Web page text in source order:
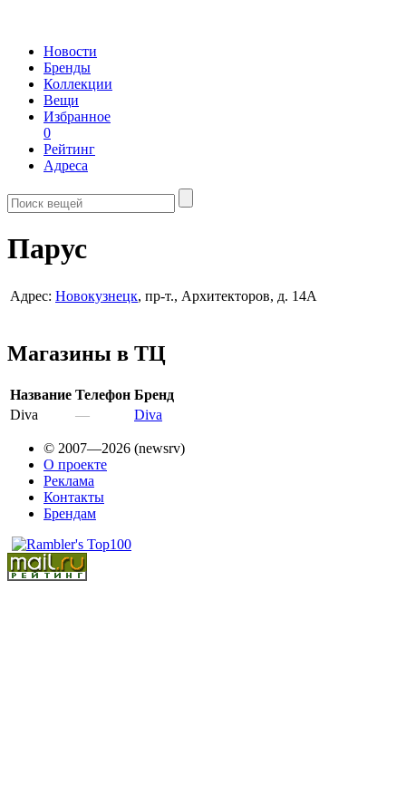
Новости
Бренды
Коллекции
Вещи
Избранное
0
Рейтинг
Адреса
Парус
Адрес: Новокузнецк, пр-т., Архитекторов, д. 14А
Магазины в ТЦ
Название Телефон Бренд
Diva
— Diva
© 2007—2026 (newsrv)
О проекте
Реклама
Контакты
Брендам